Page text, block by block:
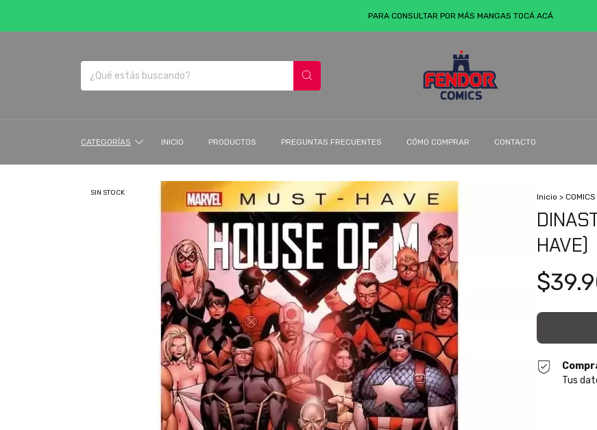
PARA CONSULTAR POR MÁS MANGAS TOCÁ ACÁ
CATEGORÍAS INICIO PRODUCTOS PREGUNTAS FRECUENTES CÓMO COMPRAR CONTACTO
SIN STOCK Inicio > COMICS
HAVE)
Tus